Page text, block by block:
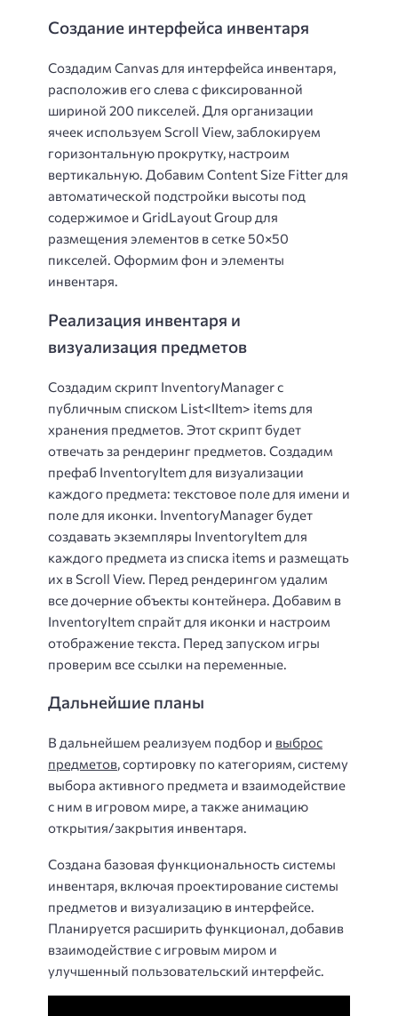
Создание интерфейса инвентаря
Создадим Canvas для интерфейса инвентаря,
расположив его слева с фиксированной
шириной 200 пикселей. Для организации
ячеек используем Scroll View, заблокируем
горизонтальную прокрутку, настроим
вертикальную. Добавим Content Size Fitter для
автоматической подстройки высоты под
содержимое и GridLayout Group для
размещения элементов в сетке 50×50
пикселей. Оформим фон и элементы
инвентаря.
Реализация инвентаря и
визуализация предметов
Создадим скрипт InventoryManager с
публичным списком List<IItem> items для
хранения предметов. Этот скрипт будет
отвечать за рендеринг предметов. Создадим
префаб InventoryItem для визуализации
каждого предмета: текстовое поле для имени и
поле для иконки. InventoryManager будет
создавать экземпляры InventoryItem для
каждого предмета из списка items и размещать
их в Scroll View. Перед рендерингом удалим
все дочерние объекты контейнера. Добавим в
InventoryItem спрайт для иконки и настроим
отображение текста. Перед запуском игры
проверим все ссылки на переменные.
Дальнейшие планы
В дальнейшем реализуем подбор и выброс
предметов, сортировку по категориям, систему
выбора активного предмета и взаимодействие
с ним в игровом мире, а также анимацию
открытия/закрытия инвентаря.
Создана базовая функциональность системы
инвентаря, включая проектирование системы
предметов и визуализацию в интерфейсе.
Планируется расширить функционал, добавив
взаимодействие с игровым миром и
улучшенный пользовательский интерфейс.